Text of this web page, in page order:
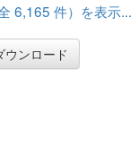
6,165 件）を表示...
ウンロード